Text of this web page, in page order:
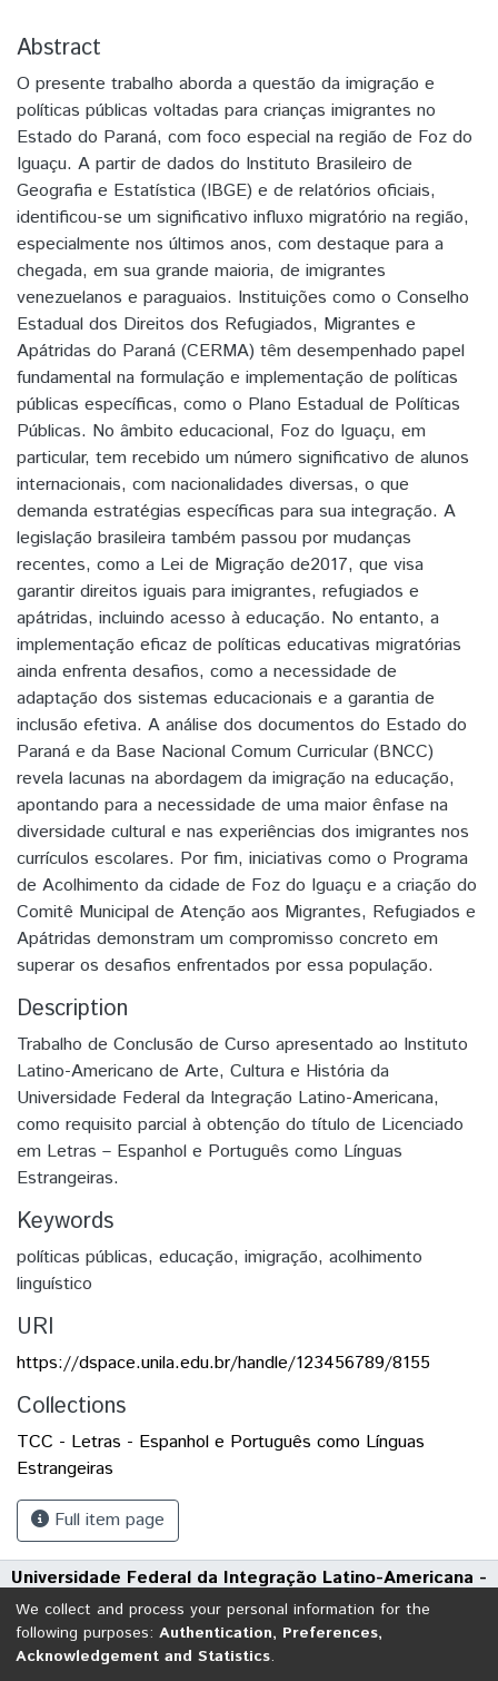
Abstract
O presente trabalho aborda a questão da imigração e
políticas públicas voltadas para crianças imigrantes no
Estado do Paraná, com foco especial na região de Foz do
Iguaçu. A partir de dados do Instituto Brasileiro de
Geografia e Estatística (IBGE) e de relatórios oficiais,
identificou-se um significativo influxo migratório na região,
especialmente nos últimos anos, com destaque para a
chegada, em sua grande maioria, de imigrantes
venezuelanos e paraguaios. Instituições como o Conselho
Estadual dos Direitos dos Refugiados, Migrantes e
Apátridas do Paraná (CERMA) têm desempenhado papel
fundamental na formulação e implementação de políticas
públicas específicas, como o Plano Estadual de Políticas
Públicas. No âmbito educacional, Foz do Iguaçu, em
particular, tem recebido um número significativo de alunos
internacionais, com nacionalidades diversas, o que
demanda estratégias específicas para sua integração. A
legislação brasileira também passou por mudanças
recentes, como a Lei de Migração de2017, que visa
garantir direitos iguais para imigrantes, refugiados e
apátridas, incluindo acesso à educação. No entanto, a
implementação eficaz de políticas educativas migratórias
ainda enfrenta desafios, como a necessidade de
adaptação dos sistemas educacionais e a garantia de
inclusão efetiva. A análise dos documentos do Estado do
Paraná e da Base Nacional Comum Curricular (BNCC)
revela lacunas na abordagem da imigração na educação,
apontando para a necessidade de uma maior ênfase na
diversidade cultural e nas experiências dos imigrantes nos
currículos escolares. Por fim, iniciativas como o Programa
de Acolhimento da cidade de Foz do Iguaçu e a criação do
Comitê Municipal de Atenção aos Migrantes, Refugiados e
Apátridas demonstram um compromisso concreto em
superar os desafios enfrentados por essa população.
Description
Trabalho de Conclusão de Curso apresentado ao Instituto
Latino-Americano de Arte, Cultura e História da
Universidade Federal da Integração Latino-Americana,
como requisito parcial à obtenção do título de Licenciado
em Letras – Espanhol e Português como Línguas
Estrangeiras.
Keywords
políticas públicas, educação, imigração, acolhimento
linguístico
URI
https://dspace.unila.edu.br/handle/123456789/8155
Collections
TCC - Letras - Espanhol e Português como Línguas
Estrangeiras
Full item page
Universidade Federal da Integração Latino-Americana -
UNILA
Avenida Tarquínio Joslin dos Santos, 1000 - Polo Universitário
CEP: 85870-650 | Foz do Iguaçu - Paraná
We collect and process your personal information for the
following purposes: Authentication, Preferences,
Acknowledgement and Statistics.